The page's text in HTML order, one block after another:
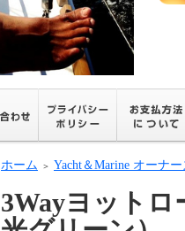
ホーム ＞ Yacht＆Marine オーナ
3Wayヨット